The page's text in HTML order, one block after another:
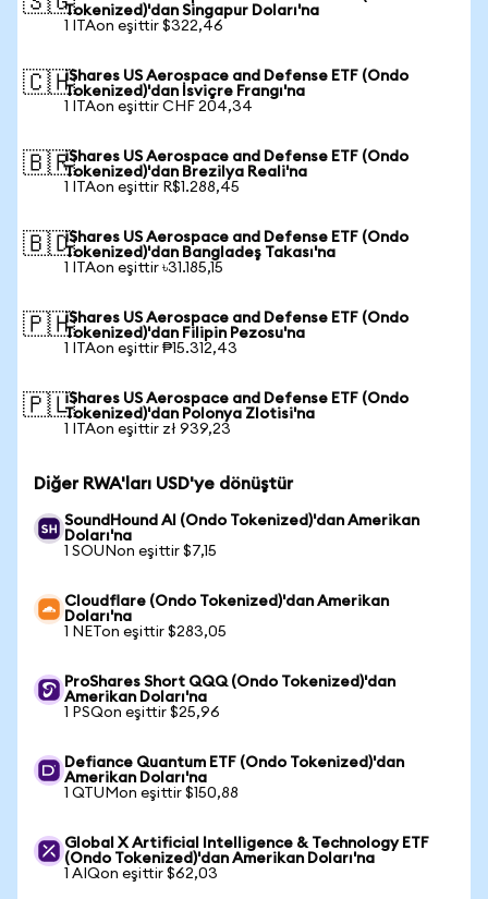
Tokenized)'dan Singapur Doları'na
1 ITAon eşittir $322,46
🇨🇭iShares US Aerospace and Defense ETF (Ondo
Tokenized)'dan İsviçre Frangı'na
1 ITAon eşittir CHF 204,34
🇧🇷iShares US Aerospace and Defense ETF (Ondo
Tokenized)'dan Brezilya Reali'na
1 ITAon eşittir R$1.288,45
🇧🇩iShares US Aerospace and Defense ETF (Ondo
Tokenized)'dan Bangladeş Takası'na
1 ITAon eşittir ৳31.185,15
🇵🇭iShares US Aerospace and Defense ETF (Ondo
Tokenized)'dan Filipin Pezosu'na
1 ITAon eşittir ₱15.312,43
🇵🇱iShares US Aerospace and Defense ETF (Ondo
Tokenized)'dan Polonya Zlotisi'na
1 ITAon eşittir zł 939,23
Diğer RWA'ları USD'ye dönüştür
SoundHound AI (Ondo Tokenized)'dan Amerikan
Doları'na
1 SOUNon eşittir $7,15
Cloudflare (Ondo Tokenized)'dan Amerikan
Doları'na
1 NETon eşittir $283,05
ProShares Short QQQ (Ondo Tokenized)'dan
Amerikan Doları'na
1 PSQon eşittir $25,96
Defiance Quantum ETF (Ondo Tokenized)'dan
Amerikan Doları'na
1 QTUMon eşittir $150,88
Global X Artificial Intelligence & Technology ETF
(Ondo Tokenized)'dan Amerikan Doları'na
1 AIQon eşittir $62,03